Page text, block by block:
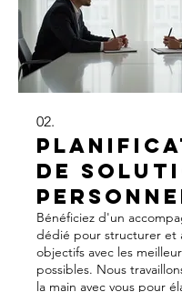
02.
de
Bénéficiez d'un
dédié pour structurer et
objectifs avec les
possibles. Nous
la main avec vous pour